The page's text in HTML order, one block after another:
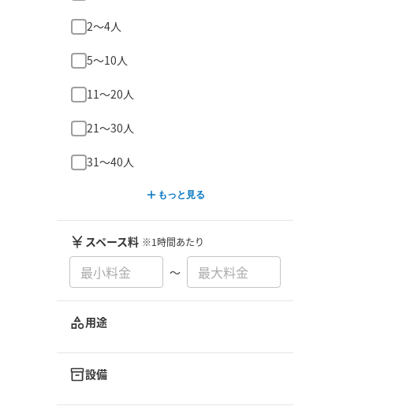
2〜4人
5〜10人
11〜20人
21〜30人
31〜40人
もっと見る
スペース料 ※1時間あたり
〜
用途
設備